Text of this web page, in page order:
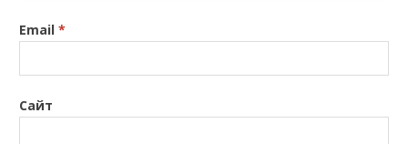
Email*
Сайт